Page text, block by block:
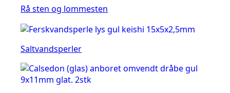
Rå sten og lommesten
Saltvandsperler